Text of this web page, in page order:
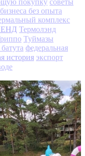
без опыта
комплекс
Термолэнд
Туймазы
федеральная
история экспорт